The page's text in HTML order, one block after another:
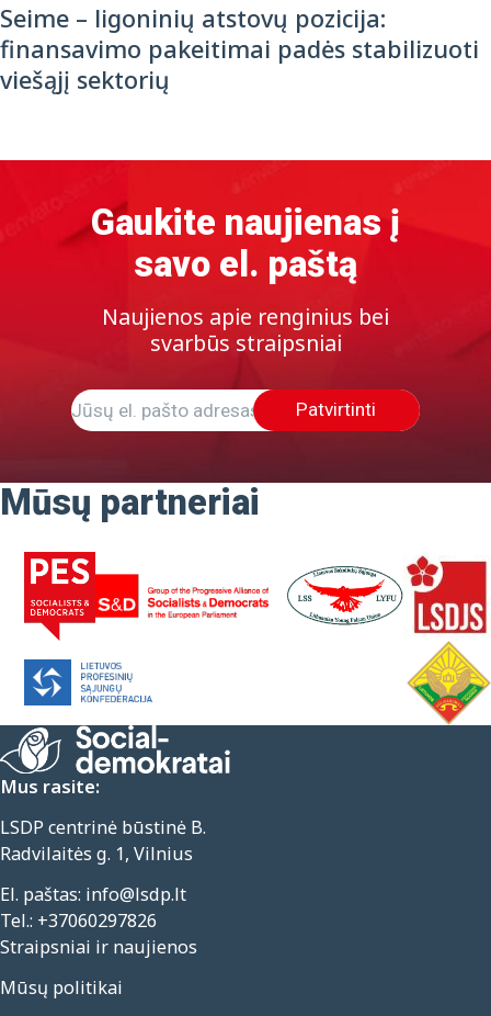
Seime – ligoninių atstovų pozicija:
finansavimo pakeitimai padės stabilizuoti
viešąjį sektorių
Gaukite naujienas į
savo el. paštą
Naujienos apie renginius bei
svarbūs straipsniai
Patvirtinti
Mūsų partneriai
Mus rasite:
LSDP centrinė būstinė B.
Radvilaitės g. 1, Vilnius
El. paštas: info@lsdp.lt
Tel.: +37060297826
Straipsniai ir naujienos
Mūsų politikai